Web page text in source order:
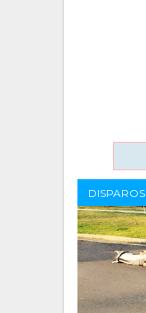
DISPAROS